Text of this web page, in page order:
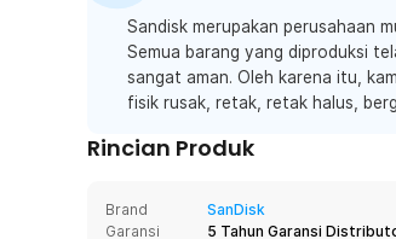
Toko
Toko Cikupa
Sandisk merupakan perusahaan
Semua barang yang diproduksi
sangat aman. Oleh karena itu,
fisik rusak, retak, retak halus,
Rincian Produk
Brand
SanDisk
Garansi
5 Tahun Garansi